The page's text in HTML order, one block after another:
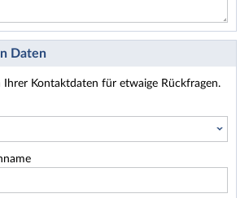
Daten
Ihrer Kontaktdaten für etwaige Rückfragen.